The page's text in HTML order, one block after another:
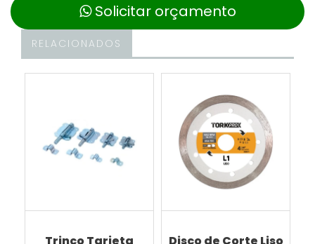
Solicitar orçamento
RELACIONADOS